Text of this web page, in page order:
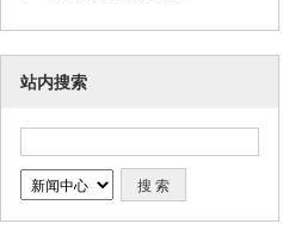
站内搜索